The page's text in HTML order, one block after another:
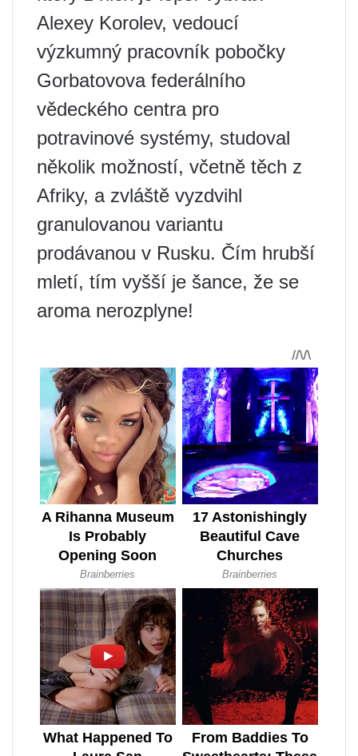
Alexey Korolev, vedoucí
výzkumný pracovník pobočky
Gorbatovova federálního
vědeckého centra pro
potravinové systémy, studoval
několik možností, včetně těch z
Afriky, a zvláště vyzdvihl
granulovanou variantu
prodávanou v Rusku. Čím hrubší
mletí, tím vyšší je šance, že se
aroma nerozplyne!